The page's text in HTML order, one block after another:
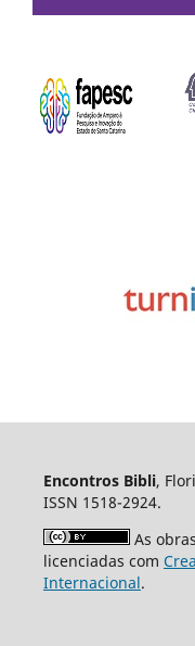
Encontros Bibli,
ISSN 1518-2924.
As
licenciadas com
Internacional.